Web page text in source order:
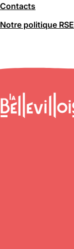
Contacts
Notre politique RSE